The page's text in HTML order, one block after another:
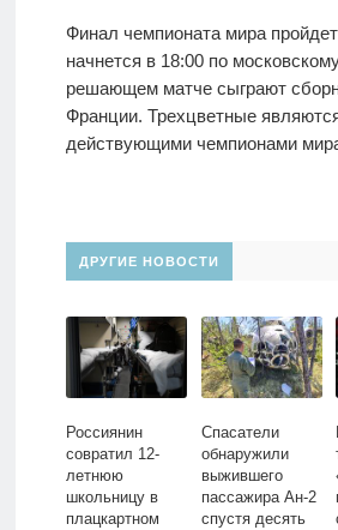
Финал чемпионата мира
начнется в 18:00 по
решающем матче сыграют
Франции. Трехцветные
действующими чемпионами
ДРУГИЕ НОВОСТИ
Россиянин
совратил 12-
летнюю
школьницу в
плацкартном
Спасатели
обнаружили
выжившего
пассажира Ан-2
спустя десять